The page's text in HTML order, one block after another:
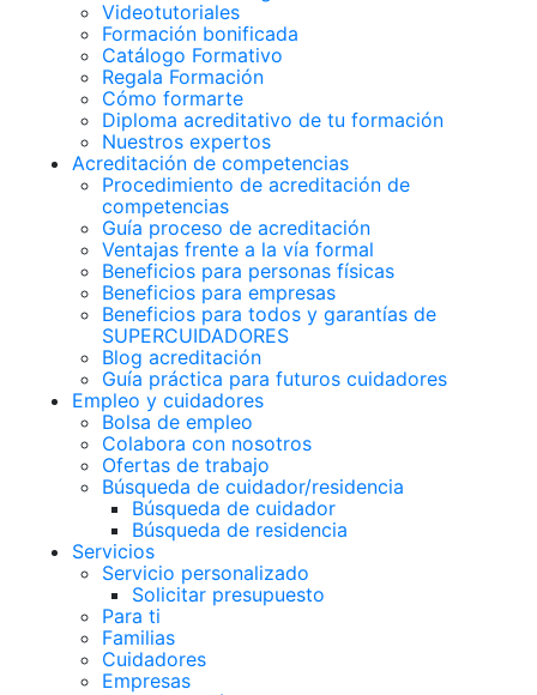
Videotutoriales
Formación bonificada
Catálogo Formativo
Regala Formación
Cómo formarte
Diploma acreditativo de tu formación
Nuestros expertos
Acreditación de competencias
Procedimiento de acreditación de
competencias
Guía proceso de acreditación
Ventajas frente a la vía formal
Beneficios para personas físicas
Beneficios para empresas
Beneficios para todos y garantías de
SUPERCUIDADORES
Blog acreditación
Guía práctica para futuros cuidadores
Empleo y cuidadores
Bolsa de empleo
Colabora con nosotros
Ofertas de trabajo
Búsqueda de cuidador/residencia
Búsqueda de cuidador
Búsqueda de residencia
Servicios
Servicio personalizado
Solicitar presupuesto
Para ti
Familias
Cuidadores
Empresas